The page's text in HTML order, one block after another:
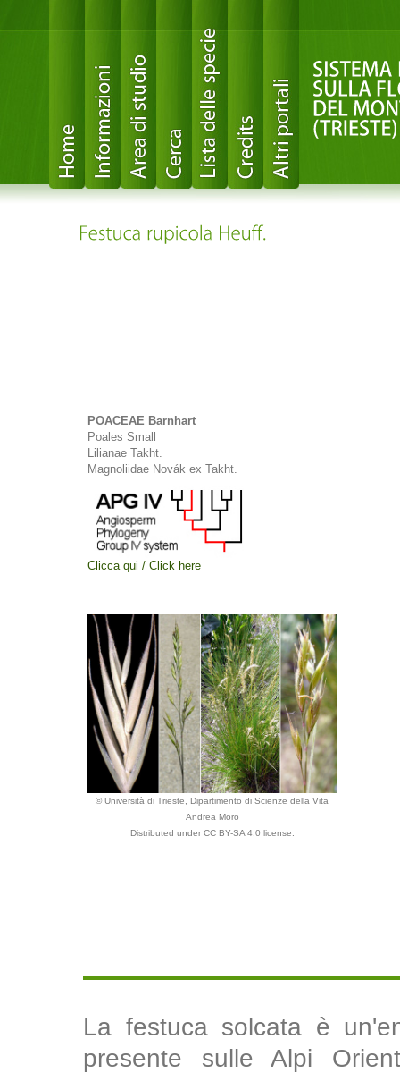
POACEAE Barnhart
Poales Small
Lilianae Takht.
Magnoliidae Novák ex Takht.
Clicca qui / Click here
© Università di Trieste, Dipartimento di Scienze della Vita
Andrea Moro
Distributed under CC BY-SA 4.0 license.
La festuca solcata è
presente sulle Alpi